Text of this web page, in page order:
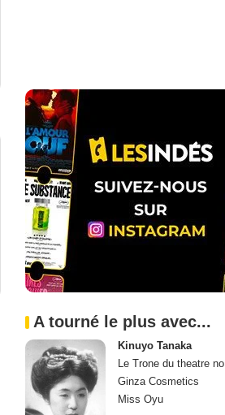
A tourné le plus avec...
Kinuyo Tanaka
Le Trone du theatre no
Ginza Cosmetics
Miss Oyu